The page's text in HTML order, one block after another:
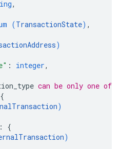
,
(TransactionState) ,
)
: integer,
can be only one of
{
)
: {
)